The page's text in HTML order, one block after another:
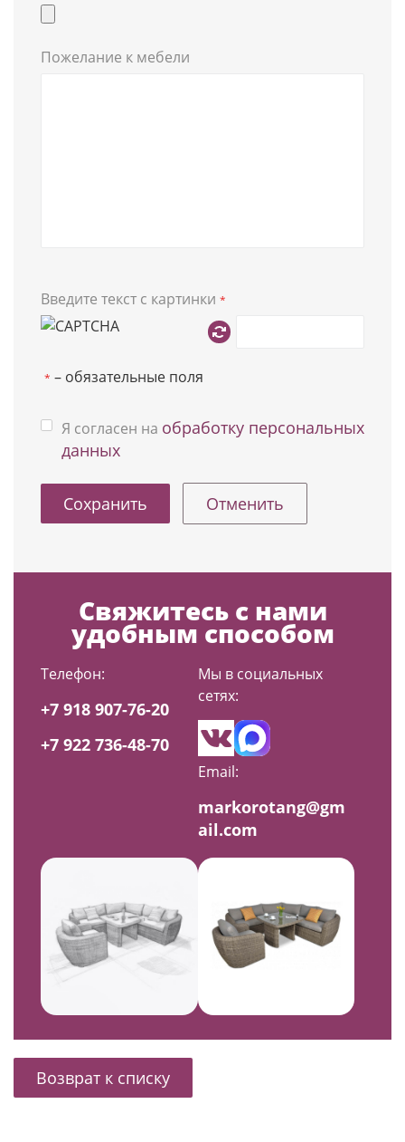
Пожелание к мебели
Введите текст с картинки *
* – обязательные поля
Я согласен на обработку персональных
данных
Отменить
Свяжитесь с нами
удобным способом
Телефон:
+7 918 907-76-20
+7 922 736-48-70
Мы в социальных
сетях:
Email:
markorotang@gm
ail.com
Возврат к списку